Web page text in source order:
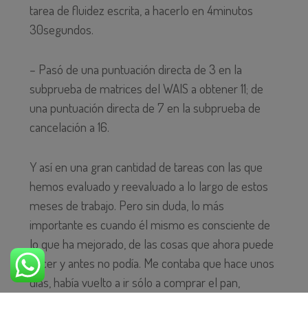
tarea de fluidez escrita, a hacerlo en 4minutos
30segundos.
– Pasó de una puntuación directa de 3 en la
subprueba de matrices del WAIS a obtener 11; de
una puntuación directa de 7 en la subprueba de
cancelación a 16.
Y así en una gran cantidad de tareas con las que
hemos evaluado y reevaluado a lo largo de estos
meses de trabajo. Pero sin duda, lo más
importante es cuando él mismo es consciente de
lo que ha mejorado, de las cosas que ahora puede
hacer y antes no podía. Me contaba que hace unos
días, había vuelto a ir sólo a comprar el pan,